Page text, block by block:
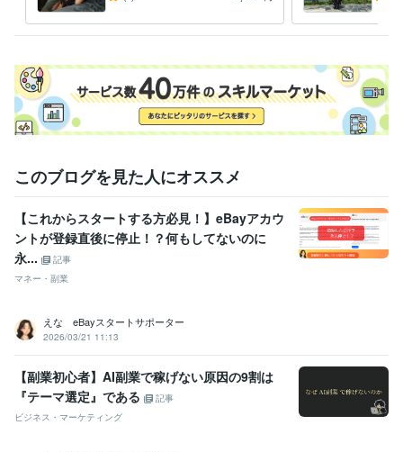
ゴリ
このブログを見た人にオススメ
【これからスタートする方必見！】eBayアカウ
ントが登録直後に停止！？何もしてないのに
永...
記事
マネー・副業
えな eBayスタートサポーター
2026/03/21 11:13
【副業初心者】AI副業で稼げない原因の9割は
『テーマ選定』である
記事
ビジネス・マーケティング